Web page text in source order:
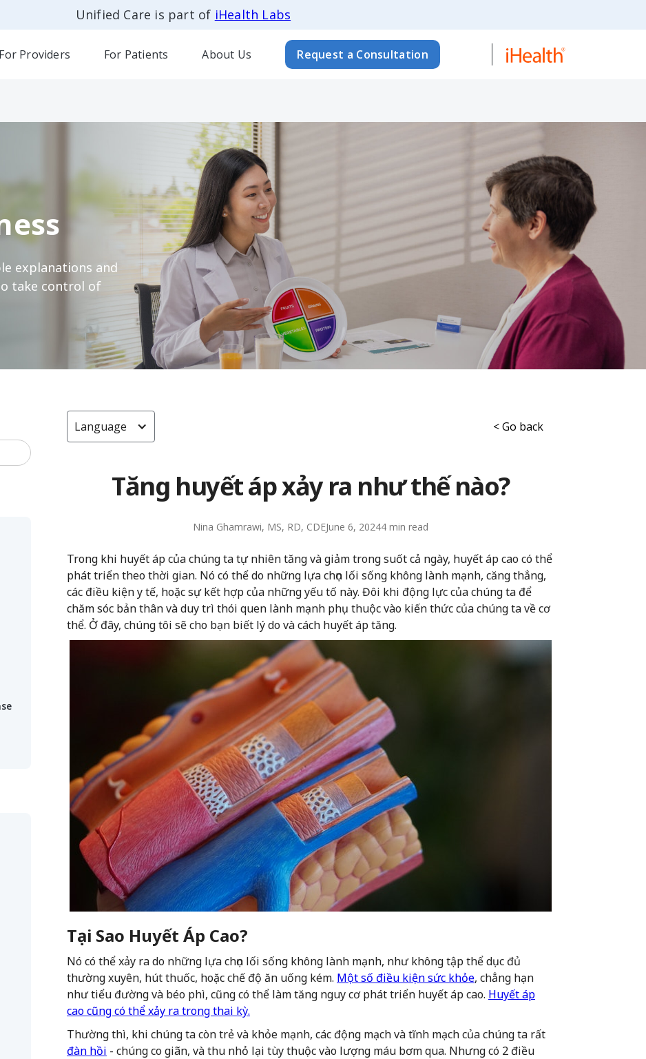
Unified Care is part of iHealth Labs
For Providers For Patients About Us Request a Consultation
explanations and
take control of
Language < Go back
Tăng huyết áp xảy ra như thế nào?
Nina Ghamrawi, MS, RD, CDEJune 6, 20244
Trong khi huyết áp của chúng ta tự nhiên tăng và giảm trong suốt cả ngày, huyết áp cao có thể
phát triển theo thời gian. Nó có thể do những lựa chọn lối sống không lành mạnh, căng thẳng,
các điều kiện y tế, hoặc sự kết hợp của những yếu tố này. Đôi khi động lực của chúng ta để
chăm sóc bản thân và duy trì thói quen lành mạnh phụ thuộc vào kiến thức của chúng ta về cơ
thể. Ở đây, chúng tôi sẽ cho bạn biết lý do và cách huyết áp tăng.
Tại Sao Huyết Áp Cao?
Nó có thể xảy ra do những lựa chọn lối sống không lành mạnh, như không tập thể dục đủ
thường xuyên, hút thuốc, hoặc chế độ ăn uống kém. Một số điều kiện sức khỏe, chẳng hạn
như tiểu đường và béo phì, cũng có thể làm tăng nguy cơ phát triển huyết áp cao. Huyết áp
cao cũng có thể xảy ra trong thai kỳ.
Thường thì, khi chúng ta còn trẻ và khỏe mạnh, các động mạch và tĩnh mạch của chúng ta rất
đàn hồi - chúng co giãn, và thu nhỏ lại tùy thuộc vào lượng máu bơm qua. Nhưng có 2 điều